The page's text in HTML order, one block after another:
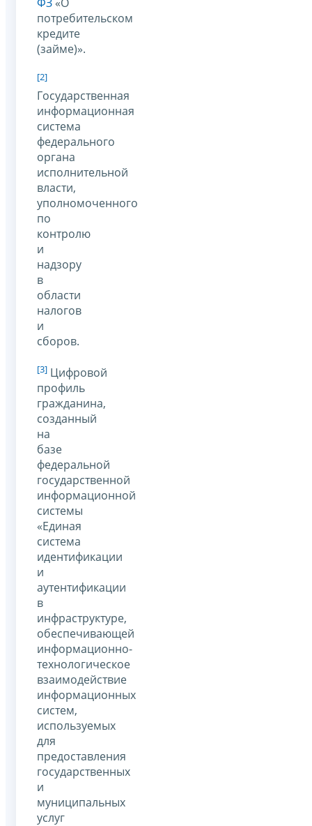
потребительском
кредите
(займе)».
[2]
Государственная
информационная
система
федерального
органа
исполнительной
власти,
уполномоченного
по
контролю
и
надзору
в
области
налогов
и
сборов.
[3] Цифровой
профиль
гражданина,
созданный
на
базе
федеральной
государственной
информационной
системы
«Единая
система
идентификации
и
аутентификации
в
инфраструктуре,
обеспечивающей
информационно-
технологическое
взаимодействие
информационных
систем,
используемых
для
предоставления
государственных
и
муниципальных
услуг